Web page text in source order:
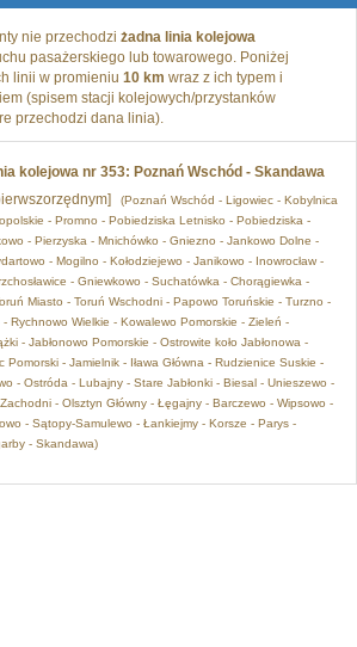
nie przechodzi żadna linia kolejowa
pasażerskiego lub towarowego. Poniżej
linii w promieniu 10 km wraz z ich typem i
(spisem stacji kolejowych/przystanków
przechodzi dana linia).
kolejowa nr 353: Poznań Wschód - Skandawa
(Poznań Wschód - Ligowiec - Kobylnica
- Promno - Pobiedziska Letnisko - Pobiedziska -
- Pierzyska - Mnichówko - Gniezno - Jankowo Dolne -
- Mogilno - Kołodziejewo - Janikowo - Inowrocław -
- Gniewkowo - Suchatówka - Chorągiewka -
Miasto - Toruń Wschodni - Papowo Toruńskie - Turzno -
Rychnowo Wielkie - Kowalewo Pomorskie - Zieleń -
- Jabłonowo Pomorskie - Ostrowite koło Jabłonowa -
Pomorski - Jamielnik - Iława Główna - Rudzienice Suskie -
- Ostróda - Lubajny - Stare Jabłonki - Biesal - Unieszewo -
- Olsztyn Główny - Łęgajny - Barczewo - Wipsowo -
- Sątopy-Samulewo - Łankiejmy - Korsze - Parys -
- Skandawa)